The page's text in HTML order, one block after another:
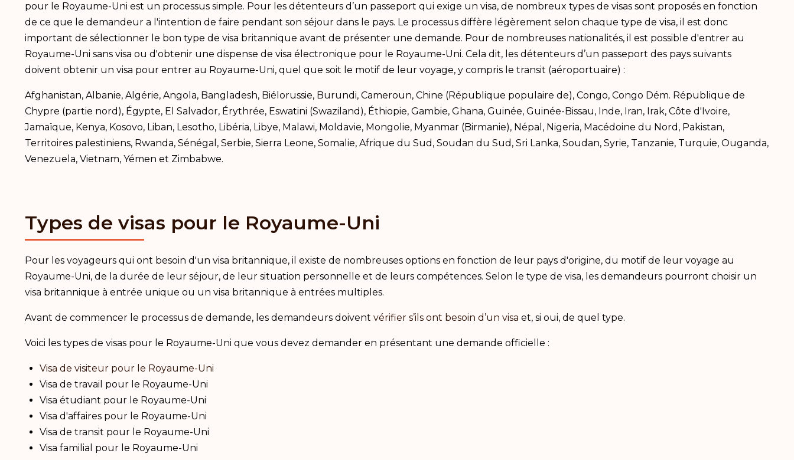
pour le Royaume-Uni est un processus simple. Pour les détenteurs d’un passeport qui exige un visa, de nombreux types de visas sont proposés en fonction
de ce que le demandeur a l'intention de faire pendant son séjour dans le pays. Le processus diffère légèrement selon chaque type de visa, il est donc
important de sélectionner le bon type de visa britannique avant de présenter une demande. Pour de nombreuses nationalités, il est possible d'entrer au
Royaume-Uni sans visa ou d'obtenir une dispense de visa électronique pour le Royaume-Uni. Cela dit, les détenteurs d’un passeport des pays suivants
doivent obtenir un visa pour entrer au Royaume-Uni, quel que soit le motif de leur voyage, y compris le transit (aéroportuaire) :
Afghanistan, Albanie, Algérie, Angola, Bangladesh, Biélorussie, Burundi, Cameroun, Chine (République populaire de), Congo, Congo Dém. République de
Chypre (partie nord), Égypte, El Salvador, Érythrée, Eswatini (Swaziland), Éthiopie, Gambie, Ghana, Guinée, Guinée-Bissau, Inde, Iran, Irak, Côte d'Ivoire,
Jamaïque, Kenya, Kosovo, Liban, Lesotho, Libéria, Libye, Malawi, Moldavie, Mongolie, Myanmar (Birmanie), Népal, Nigeria, Macédoine du Nord, Pakistan,
Territoires palestiniens, Rwanda, Sénégal, Serbie, Sierra Leone, Somalie, Afrique du Sud, Soudan du Sud, Sri Lanka, Soudan, Syrie, Tanzanie, Turquie, Ouganda,
Venezuela, Vietnam, Yémen et Zimbabwe.
Types de visas pour le Royaume-Uni
Pour les voyageurs qui ont besoin d'un visa britannique, il existe de nombreuses options en fonction de leur pays d'origine, du motif de leur voyage au
Royaume-Uni, de la durée de leur séjour, de leur situation personnelle et de leurs compétences. Selon le type de visa, les demandeurs pourront choisir un
visa britannique à entrée unique ou un visa britannique à entrées multiples.
Avant de commencer le processus de demande, les demandeurs doivent vérifier s’ils ont besoin d’un visa et, si oui, de quel type.
Voici les types de visas pour le Royaume-Uni que vous devez demander en présentant une demande officielle :
Visa de visiteur pour le Royaume-Uni
Visa de travail pour le Royaume-Uni
Visa étudiant pour le Royaume-Uni
Visa d'affaires pour le Royaume-Uni
Visa de transit pour le Royaume-Uni
Visa familial pour le Royaume-Uni